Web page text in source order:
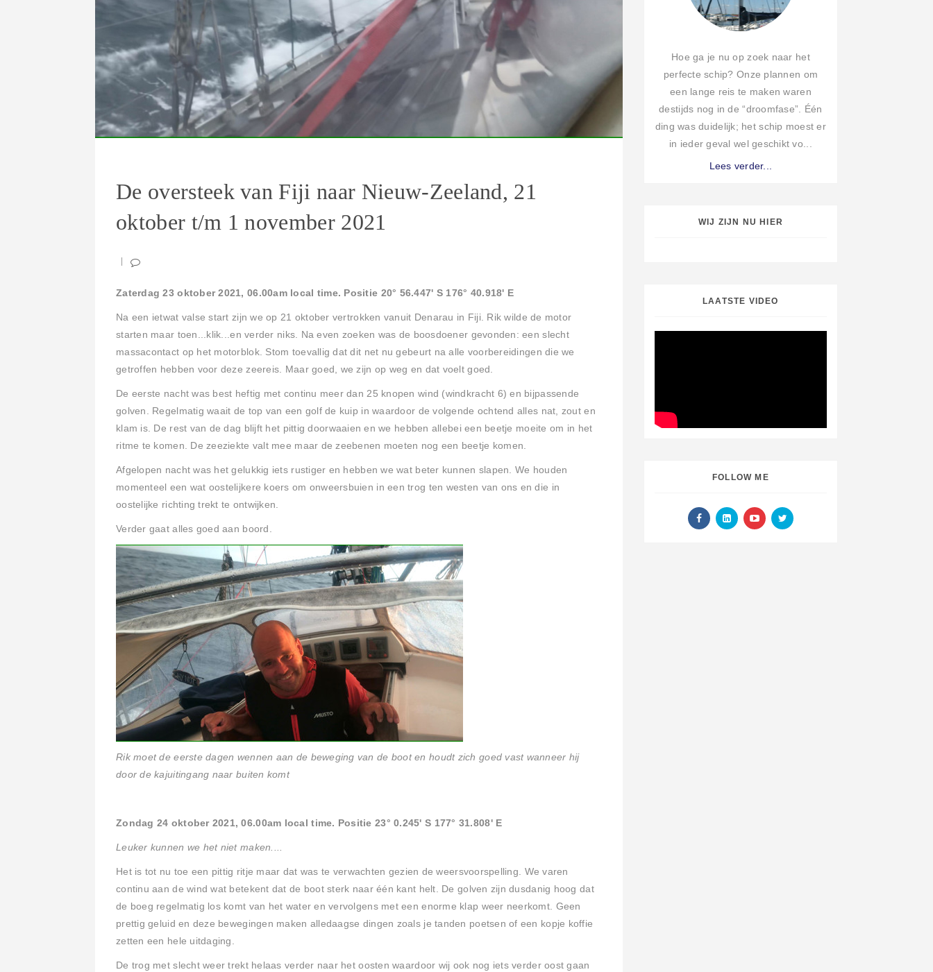
De oversteek van Fiji naar Nieuw-Zeeland, 21
oktober t/m 1 november 2021
Zaterdag 23 oktober 2021, 06.00am local time. Positie 20° 56.447' S 176° 40.918' E
Na een ietwat valse start zijn we op 21 oktober vertrokken vanuit Denarau in Fiji. Rik wilde de motor
starten maar toen...klik...en verder niks. Na even zoeken was de boosdoener gevonden: een slecht
massacontact op het motorblok. Stom toevallig dat dit net nu gebeurt na alle voorbereidingen die we
getroffen hebben voor deze zeereis. Maar goed, we zijn op weg en dat voelt goed.
De eerste nacht was best heftig met continu meer dan 25 knopen wind (windkracht 6) en bijpassende
golven. Regelmatig waait de top van een golf de kuip in waardoor de volgende ochtend alles nat, zout en
klam is. De rest van de dag blijft het pittig doorwaaien en we hebben allebei een beetje moeite om in het
ritme te komen. De zeeziekte valt mee maar de zeebenen moeten nog een beetje komen.
Afgelopen nacht was het gelukkig iets rustiger en hebben we wat beter kunnen slapen. We houden
momenteel een wat oostelijkere koers om onweersbuien in een trog ten westen van ons en die in
oostelijke richting trekt te ontwijken.
Verder gaat alles goed aan boord.
Rik moet de eerste dagen wennen aan de beweging van de boot en houdt zich goed vast wanneer hij
door de kajuitingang naar buiten komt
Zondag 24 oktober 2021, 06.00am local time. Positie 23° 0.245' S 177° 31.808' E
Leuker kunnen we het niet maken....
Het is tot nu toe een pittig ritje maar dat was te verwachten gezien de weersvoorspelling. We varen
continu aan de wind wat betekent dat de boot sterk naar één kant helt. De golven zijn dusdanig hoog dat
de boeg regelmatig los komt van het water en vervolgens met een enorme klap weer neerkomt. Geen
prettig geluid en deze bewegingen maken alledaagse dingen zoals je tanden poetsen of een kopje koffie
zetten een hele uitdaging.
De trog met slecht weer trekt helaas verder naar het oosten waardoor wij ook nog iets verder oost gaan
Hoe ga je nu op zoek naar het
perfecte schip? Onze plannen om
een lange reis te maken waren
destijds nog in de “droomfase”. Één
ding was duidelijk; het schip moest er
in ieder geval wel geschikt vo...
Lees verder...
WIJ ZIJN NU HIER
LAATSTE VIDEO
FOLLOW ME